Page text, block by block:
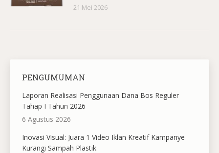
21 Mei 2026
PENGUMUMAN
Laporan Realisasi Penggunaan Dana Bos Reguler
Tahap I Tahun 2026
6 Agustus 2026
Inovasi Visual: Juara 1 Video Iklan Kreatif Kampanye
Kurangi Sampah Plastik